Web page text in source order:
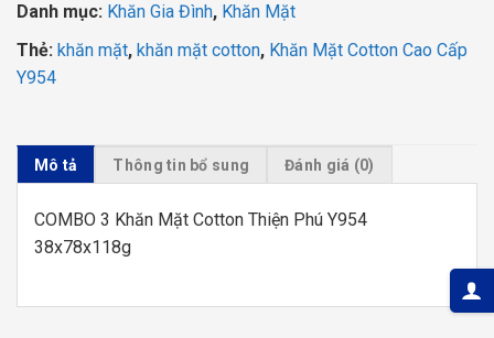
Danh mục: Khăn Gia Đình, Khăn Mặt
Thẻ: khăn mặt, khăn mặt cotton, Khăn Mặt Cotton Cao Cấp
Y954
Mô tả Thông tin bổ sung Đánh giá (0)
COMBO 3 Khăn Mặt Cotton Thiện Phú Y954
38x78x118g